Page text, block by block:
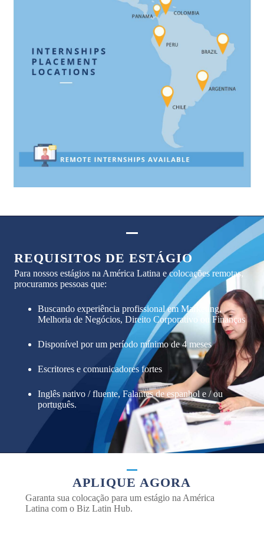
REQUISITOS DE ESTÁGIO
Para nossos estágios na América Latina e colocações remotas,
procuramos pessoas que:
Buscando experiência profissional em Marketing,
Melhoria de Negócios, Direito Corporativo ou Finanças
Disponível por um período mínimo de 4 meses
Escritores e comunicadores fortes
Inglês nativo / fluente, Falantes de espanhol e / ou
português.
APLIQUE AGORA
Garanta sua colocação para um estágio na América
Latina com o Biz Latin Hub.